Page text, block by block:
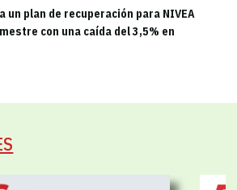
un plan de recuperación para NIVEA
con una caída del 3,5% en